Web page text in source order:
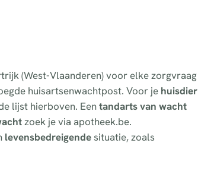
(West-Vlaanderen) voor elke zorgvraag
huisartsenwachtpost. Voor je huisdier
lijst hierboven. Eentandarts van wacht
zoek je via apotheek.be.
levensbedreigendesituatie, zoals